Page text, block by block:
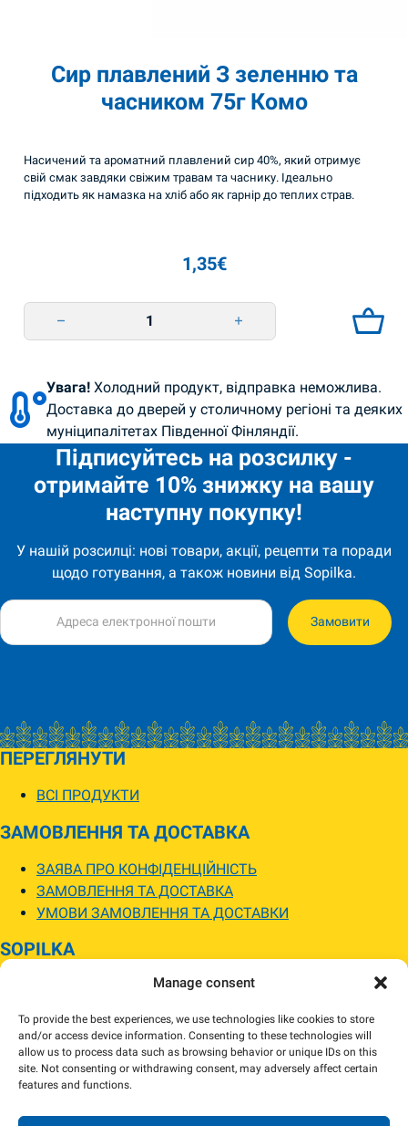
Manage consent
To provide the best experiences, we use technologies like cookies to store
and/or access device information. Consenting to these technologies will
allow us to process data such as browsing behavior or unique IDs on this
site. Not consenting or withdrawing consent, may adversely affect certain
features and functions.
Сир плавлений З зеленню та
часником 75г Комо
Насичений та ароматний плавлений сир 40%, який отримує
свій смак завдяки свіжим травам та часнику. Ідеально
підходить як намазка на хліб або як гарнір до теплих страв.
1,35€
Сир плавлений З зеленню та часником 75г Комо quantity
Увага! Холодний продукт, відправка неможлива.
Доставка до дверей у столичному регіоні та деяких
муніципалітетах Південної Фінляндії.
Підписуйтесь на розсилку -
отримайте 10% знижку на вашу
наступну покупку!
У нашій розсилці: нові товари, акції, рецепти та поради
щодо готування, а також новини від Sopilka.
Замовити
ПЕРЕГЛЯНУТИ
ВСІ ПРОДУКТИ
ЗАМОВЛЕННЯ ТА ДОСТАВКА
ЗАЯВА ПРО КОНФІДЕНЦІЙНІСТЬ
ЗАМОВЛЕННЯ ТА ДОСТАВКА
УМОВИ ЗАМОВЛЕННЯ ТА ДОСТАВКИ
SOPILKA
МАГАЗИНИ SOPILKA
НОВИНИ
Зображення товарів на вебсайті можуть відрізнятися від їхнього